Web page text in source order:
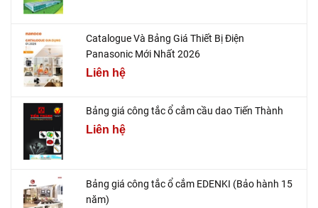
Catalogue Và Bảng Giá Thiết Bị Điện
Panasonic Mới Nhất 2026
Liên hệ
Bảng giá công tắc ổ cắm cầu dao Tiến Thành
Liên hệ
Bảng giá công tắc ổ cắm EDENKI (Bảo hành 15
năm)